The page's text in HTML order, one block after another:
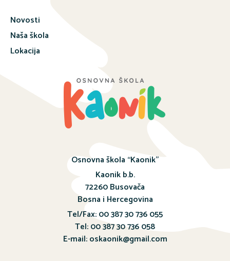
Novosti
Naša škola
Lokacija
Osnovna škola “Kaonik”
Kaonik b.b.
72260 Busovača
Bosna i Hercegovina
Tel/Fax: 00 387 30 736 055
Tel: 00 387 30 736 058
E-mail: oskaonik@gmail.com